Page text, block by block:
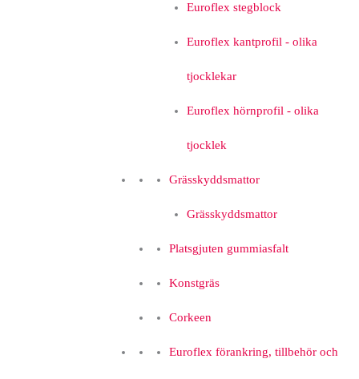
Euroflex stegblock
Euroflex kantprofil - olika
tjocklekar
Euroflex hörnprofil - olika
tjocklek
Grässkyddsmattor
Grässkyddsmattor
Platsgjuten gummiasfalt
Konstgräs
Corkeen
Euroflex förankring, tillbehör och